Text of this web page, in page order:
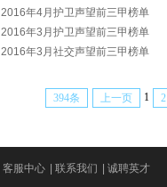
2016年4月护卫声望前三甲榜单
2016年3月护卫声望前三甲榜单
2016年3月社交声望前三甲榜单
394条 上一页 1 2
客服中心 联系我们 诚聘英才